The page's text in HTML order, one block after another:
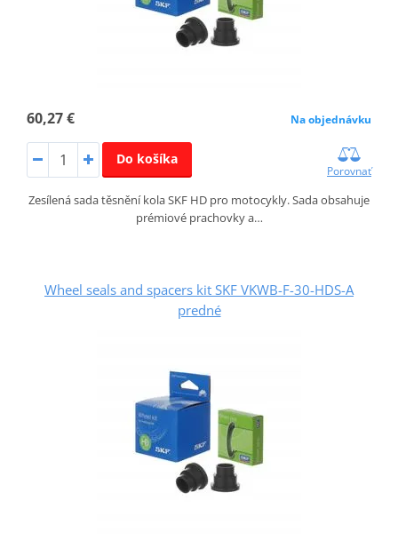
60,27 € Na objednávku
Do košíka
Porovnať
Zesílená sada těsnění kola SKF HD pro motocykly. Sada obsahuje
prémiové prachovky a…
Wheel seals and spacers kit SKF VKWB-F-30-HDS-A
predné